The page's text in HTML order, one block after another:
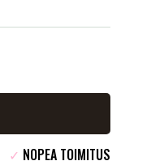
✓ NOPEA TOIMITUS